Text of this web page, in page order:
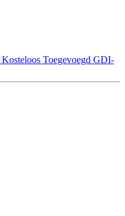
Kosteloos Toegevoegd GDI-